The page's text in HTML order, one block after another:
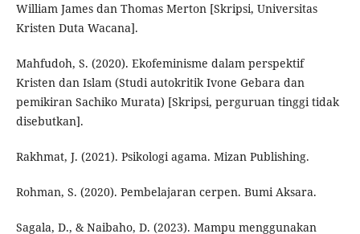
William James dan Thomas Merton [Skripsi, Universitas
Kristen Duta Wacana].
Mahfudoh, S. (2020). Ekofeminisme dalam perspektif
Kristen dan Islam (Studi autokritik Ivone Gebara dan
pemikiran Sachiko Murata) [Skripsi, perguruan tinggi tidak
disebutkan].
Rakhmat, J. (2021). Psikologi agama. Mizan Publishing.
Rohman, S. (2020). Pembelajaran cerpen. Bumi Aksara.
Sagala, D., & Naibaho, D. (2023). Mampu menggunakan